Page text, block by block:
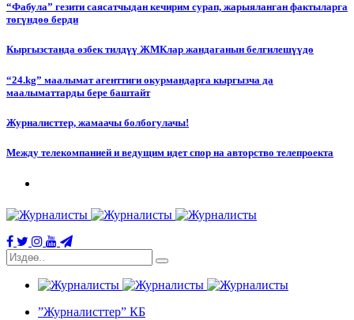
“Фабула” гезити саясатчыдан кечирим сурап, жарыяланган фактыларга
төгүндөө берди
Кыргызстанда өзбек тилдүү ЖМКлар жандаганын белгилешүүдө
“24.kg” маалымат агенттиги окурмандарга кыргызча да
маалыматтарды бере баштайт
Журналисттер, жамаачы болбогулачы!
Между телекомпанией и ведущим идет спор на авторство телепроекта
”Журналисттер” КБ